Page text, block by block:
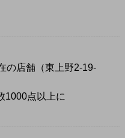
店舗（東上野2-19-
1000点以上に